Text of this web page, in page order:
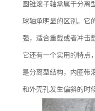
圆锥滚子轴承属于分离
球轴承明显的区别。它
强，适合重载或者冲击
它还有一个实用的特点
是分离型结构，内圈带
和外壳孔发生偏斜的时